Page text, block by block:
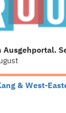
Ausgehportal.
& West-